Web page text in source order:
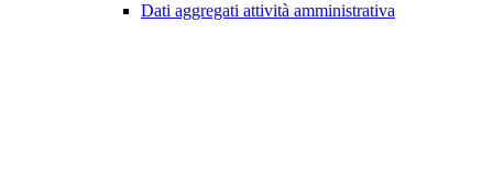
Dati aggregati attività amministrativa